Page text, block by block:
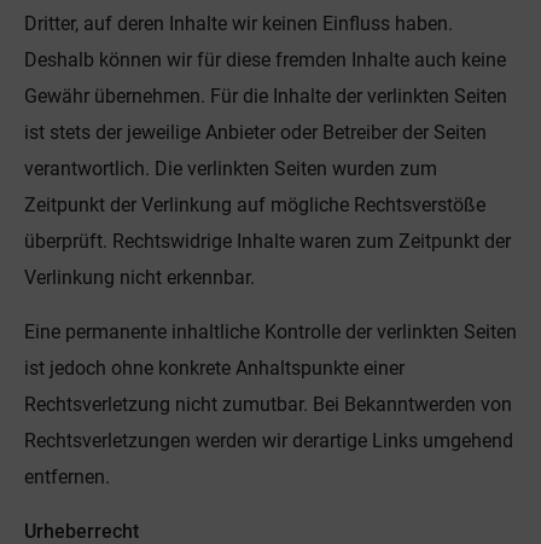
Dritter, auf deren Inhalte wir keinen Einfluss haben.
Deshalb können wir für diese fremden Inhalte auch keine
Gewähr übernehmen. Für die Inhalte der verlinkten Seiten
ist stets der jeweilige Anbieter oder Betreiber der Seiten
verantwortlich. Die verlinkten Seiten wurden zum
Zeitpunkt der Verlinkung auf mögliche Rechtsverstöße
überprüft. Rechtswidrige Inhalte waren zum Zeitpunkt der
Verlinkung nicht erkennbar.
Eine permanente inhaltliche Kontrolle der verlinkten Seiten
ist jedoch ohne konkrete Anhaltspunkte einer
Rechtsverletzung nicht zumutbar. Bei Bekanntwerden von
Rechtsverletzungen werden wir derartige Links umgehend
entfernen.
Urheberrecht